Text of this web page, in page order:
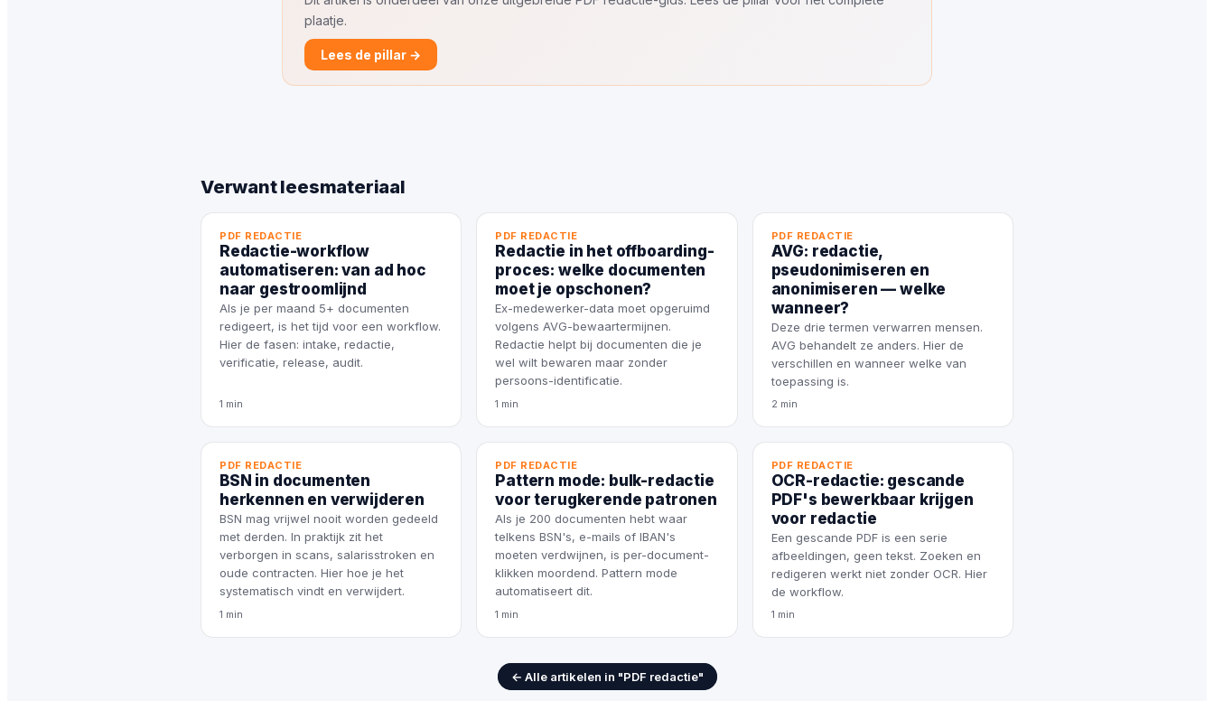
plaatje.
Lees de pillar →
Verwant leesmateriaal
PDF REDACTIE
Redactie-workflow
automatiseren: van ad hoc
naar gestroomlijnd
Als je per maand 5+ documenten
redigeert, is het tijd voor een workflow.
Hier de fasen: intake, redactie,
verificatie, release, audit.
1 min
PDF REDACTIE
Redactie in het offboarding-
proces: welke documenten
moet je opschonen?
Ex-medewerker-data moet opgeruimd
volgens AVG-bewaartermijnen.
Redactie helpt bij documenten die je
wel wilt bewaren maar zonder
persoons-identificatie.
1 min
PDF REDACTIE
AVG: redactie,
pseudonimiseren en
anonimiseren — welke
wanneer?
Deze drie termen verwarren mensen.
AVG behandelt ze anders. Hier de
verschillen en wanneer welke van
toepassing is.
2 min
PDF REDACTIE
BSN in documenten
herkennen en verwijderen
BSN mag vrijwel nooit worden gedeeld
met derden. In praktijk zit het
verborgen in scans, salarisstroken en
oude contracten. Hier hoe je het
systematisch vindt en verwijdert.
1 min
PDF REDACTIE
Pattern mode: bulk-redactie
voor terugkerende patronen
Als je 200 documenten hebt waar
telkens BSN's, e-mails of IBAN's
moeten verdwijnen, is per-document-
klikken moordend. Pattern mode
automatiseert dit.
1 min
PDF REDACTIE
OCR-redactie: gescande
PDF's bewerkbaar krijgen
voor redactie
Een gescande PDF is een serie
afbeeldingen, geen tekst. Zoeken en
redigeren werkt niet zonder OCR. Hier
de workflow.
1 min
← Alle artikelen in "PDF redactie"